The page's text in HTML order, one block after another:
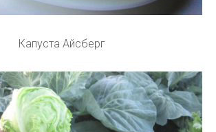
Капуста Айсберг